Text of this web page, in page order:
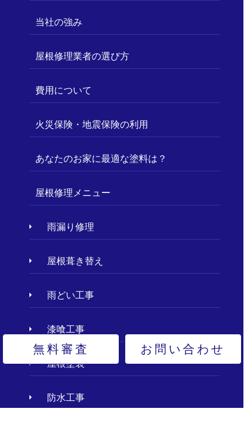
無料審査 お問い合わせ
当社の強み
屋根修理業者の選び方
費用について
火災保険・地震保険の利用
あなたのお家に最適な塗料は？
屋根修理メニュー
雨漏り修理
屋根葺き替え
雨どい工事
漆喰工事
屋根塗装
防水工事